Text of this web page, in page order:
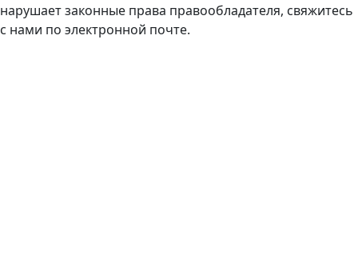
нарушает законные права правообладателя, свяжитесь
с нами по электронной почте.